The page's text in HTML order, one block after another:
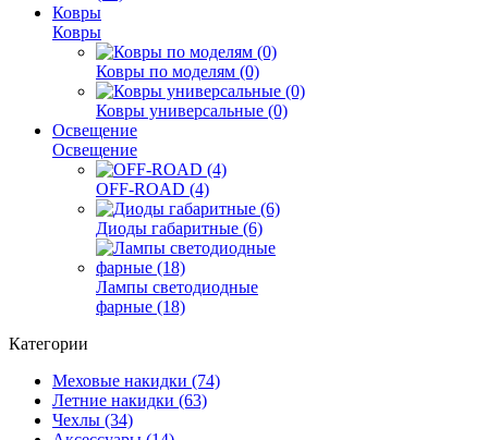
Ковры
Ковры
Ковры по моделям (0)
Ковры универсальные (0)
Освещение
Освещение
OFF-ROAD (4)
Диоды габаритные (6)
Лампы светодиодные
фарные (18)
Категории
Меховые накидки (74)
Летние накидки (63)
Чехлы (34)